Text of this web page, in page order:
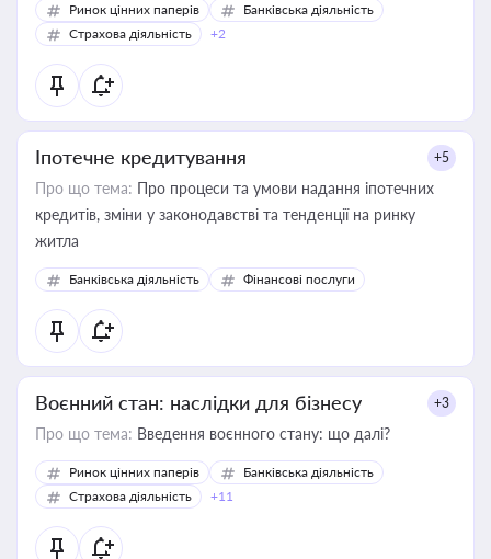
Ринок цінних паперів
Банківська діяльність
Страхова діяльність
+2
Іпотечне кредитування +5
Про що тема: Про процеси та умови надання іпотечних
кредитів, зміни у законодавстві та тенденції на ринку
житла
Банківська діяльність Фінансові послуги
Воєнний стан: наслідки для бізнесу +3
Про що тема: Введення воєнного стану: що далі?
Ринок цінних паперів
Банківська діяльність
Страхова діяльність
+11